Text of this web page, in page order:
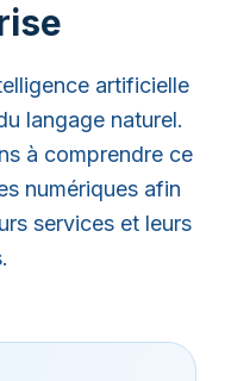
artificielle
langage naturel.
à comprendre ce
numériques afin
services et leurs